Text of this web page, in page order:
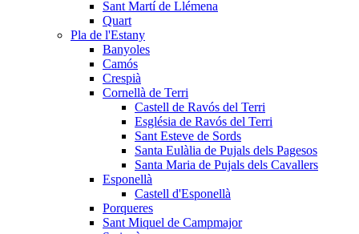
Sant Martí de Llémena
Quart
Pla de l'Estany
Banyoles
Camós
Crespià
Cornellà de Terri
Castell de Ravós del Terri
Església de Ravós del Terri
Sant Esteve de Sords
Santa Eulàlia de Pujals dels Pagesos
Santa Maria de Pujals dels Cavallers
Esponellà
Castell d'Esponellà
Porqueres
Sant Miquel de Campmajor